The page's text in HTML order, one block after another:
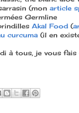
(mon article
Germline
Akal Food (
curcuma (il en
à tous, je vous fais